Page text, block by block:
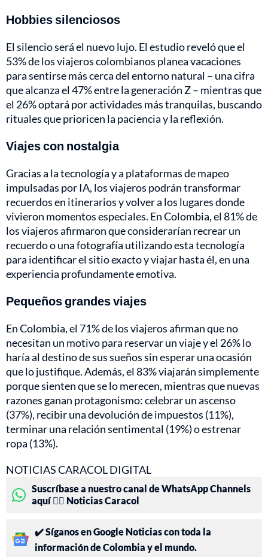
Hobbies silenciosos
El silencio será el nuevo lujo. El estudio reveló que el
53% de los viajeros colombianos planea vacaciones
para sentirse más cerca del entorno natural – una cifra
que alcanza el 47% entre la generación Z – mientras que
el 26% optará por actividades más tranquilas, buscando
rituales que prioricen la paciencia y la reflexión.
Viajes con nostalgia
Gracias a la tecnología y a plataformas de mapeo
impulsadas por IA, los viajeros podrán transformar
recuerdos en itinerarios y volver a los lugares donde
vivieron momentos especiales. En Colombia, el 81% de
los viajeros afirmaron que considerarían recrear un
recuerdo o una fotografía utilizando esta tecnología
para identificar el sitio exacto y viajar hasta él, en una
experiencia profundamente emotiva.
Pequeños grandes viajes
En Colombia, el 71% de los viajeros afirman que no
necesitan un motivo para reservar un viaje y el 26% lo
haría al destino de sus sueños sin esperar una ocasión
que lo justifique. Además, el 83% viajarán simplemente
porque sienten que se lo merecen, mientras que nuevas
razones ganan protagonismo: celebrar un ascenso
(37%), recibir una devolución de impuestos (11%),
terminar una relación sentimental (19%) o estrenar
ropa (13%).
NOTICIAS CARACOL DIGITAL
Suscríbase a nuestro canal de WhatsApp Channels
aquí 👉🏻 Noticias Caracol
✔️ Síganos en Google Noticias con toda la
información de Colombia y el mundo.